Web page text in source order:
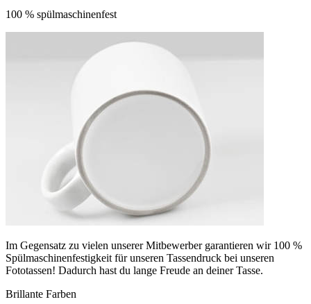
100 % spülmaschinenfest
Im Gegensatz zu vielen unserer Mitbewerber garantieren wir 100 %
Spülmaschinenfestigkeit für unseren Tassendruck bei unseren
Fototassen! Dadurch hast du lange Freude an deiner Tasse.
Brillante Farben